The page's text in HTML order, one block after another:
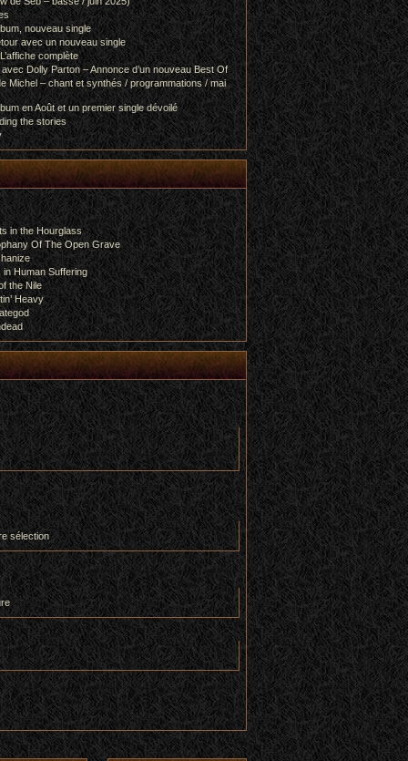
nouveau single
avec un nouveau single
complète
Dolly Parton – Annonce d’un nouveau Best Of
Michel – chant et synthés / programmations / mai
en Août et un premier single dévoilé
the stories
in the Hourglass
Of The Open Grave
Human Suffering
the Nile
Heavy
sélection